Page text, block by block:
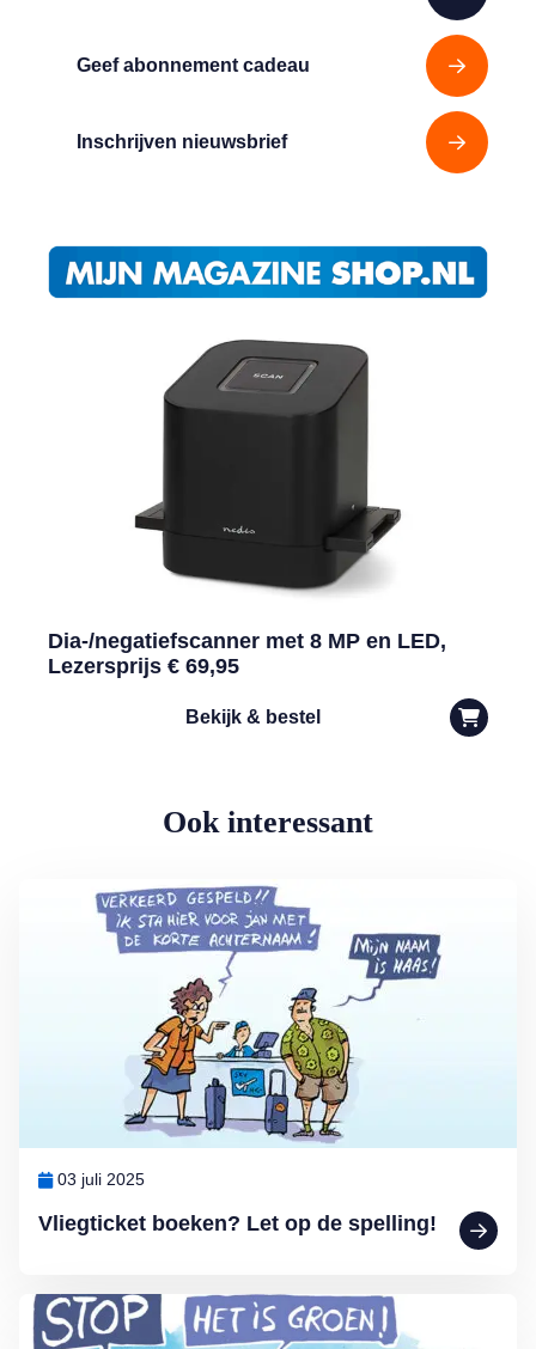
Geef abonnement cadeau
Inschrijven nieuwsbrief
Dia-/negatiefscanner met 8 MP en LED,
Lezersprijs € 69,95
Bekijk & bestel
Ook interessant
Vliegticket boeken? Let op de spelling!
03 juli 2025
Lees meer over Vliegticket boeken? Let op de spelling!
Lees meer over MAX Ombudsman: Parkeerapp kan duur uitpakken